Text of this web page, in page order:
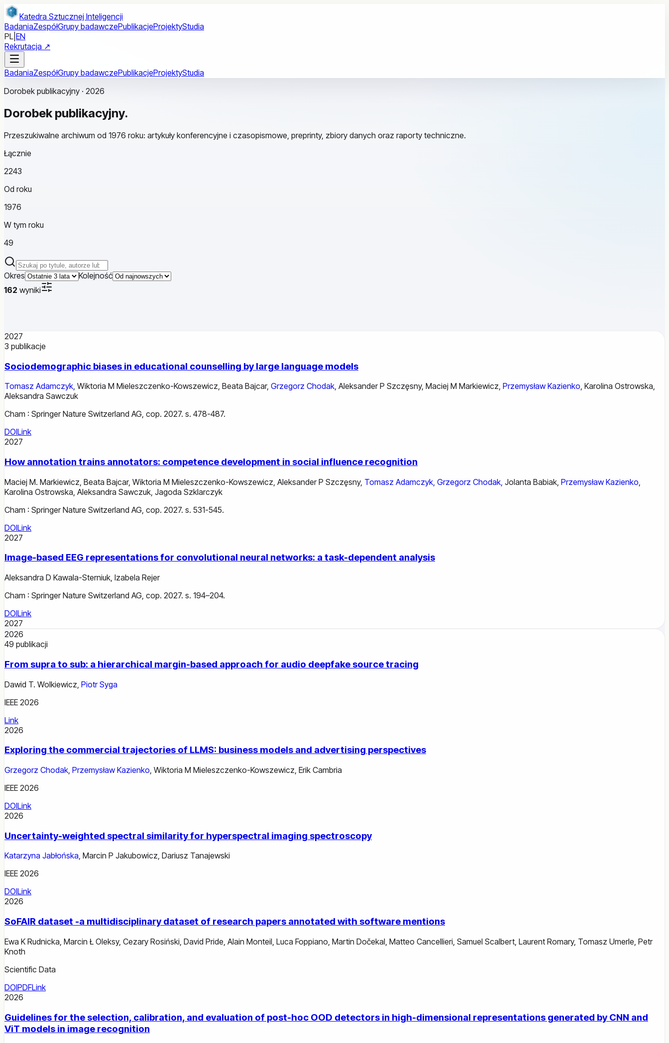
Przejdź do treści głównej
Katedra Sztucznej Inteligencji
BadaniaZespółGrupy badawczePublikacjeProjektyStudia
PL EN
Rekrutacja ↗
BadaniaZespółGrupy badawczePublikacjeProjektyStudia
Dorobek publikacyjny · 2026
Dorobek publikacyjny.
Przeszukiwalne archiwum od 1976 roku: artykuły konferencyjne i czasopismowe, preprinty, zbiory danych oraz raporty techniczne.
Łącznie
2243
Od roku
1976
W tym roku
49
Szukaj publikacji
Okres
Kolejność
162 wyniki
2027
3 publikacje
Sociodemographic biases in educational counselling by large language models
Tomasz Adamczyk, Wiktoria M Mieleszczenko-Kowszewicz, Beata Bajcar, Grzegorz Chodak, Aleksander P Szczęsny, Maciej M Markiewicz, Przemysław Kazienko, Karolina Ostrowska,
Aleksandra Sawczuk
Cham : Springer Nature Switzerland AG, cop. 2027. s. 478-487.
DOILink
2027
How annotation trains annotators: competence development in social influence recognition
Maciej M. Markiewicz Beata Bajcar, Wiktoria M Mieleszczenko-Kowszewicz Aleksander P Szczęsny, Tomasz Adamczyk Grzegorz Chodak Jolanta Babiak Przemysław Kazienko
Karolina Ostrowska Aleksandra Sawczuk Jagoda Szklarczyk
Cham : Springer Nature Switzerland AG, cop. 2027. s. 531-545.
DOILink
2027
Image-based EEG representations for convolutional neural networks: a task-dependent analysis
Aleksandra D Kawala-Sterniuk, Izabela Rejer
Cham : Springer Nature Switzerland AG, cop. 2027. s. 194–204.
DOILink
2027
2026
49 publikacji
From supra to sub: a hierarchical margin-based approach for audio deepfake source tracing
Dawid T. Wolkiewicz Piotr Syga
IEEE 2026
Link
2026
Exploring the commercial trajectories of LLMS: business models and advertising perspectives
Grzegorz Chodak, Przemysław Kazienko, Wiktoria M Mieleszczenko-Kowszewicz, Erik Cambria
IEEE 2026
DOILink
2026
Uncertainty-weighted spectral similarity for hyperspectral imaging spectroscopy
Katarzyna Jabłońska, Marcin P Jakubowicz, Dariusz Tanajewski
IEEE 2026
DOILink
2026
SoFAIR dataset -a multidisciplinary dataset of research papers annotated with software mentions
Ewa K Rudnicka Marcin Ł Oleksy, Cezary Rosiński David Pride Alain Monteil Luca Foppiano Martin Dočekal Matteo Cancellieri Samuel Scalbert Laurent Romary, Tomasz Umerle Petr
Knoth
Scientific Data
DOIPDFLink
2026
Guidelines for the selection, calibration, and evaluation of post-hoc OOD detectors in high-dimensional representations generated by CNN and
ViT models in image recognition